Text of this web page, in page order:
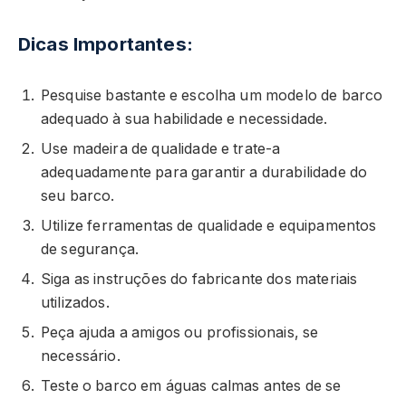
Dicas Importantes:
Pesquise bastante e escolha um modelo de barco
adequado à sua habilidade e necessidade.
Use madeira de qualidade e trate-a
adequadamente para garantir a durabilidade do
seu barco.
Utilize ferramentas de qualidade e equipamentos
de segurança.
Siga as instruções do fabricante dos materiais
utilizados.
Peça ajuda a amigos ou profissionais, se
necessário.
Teste o barco em águas calmas antes de se